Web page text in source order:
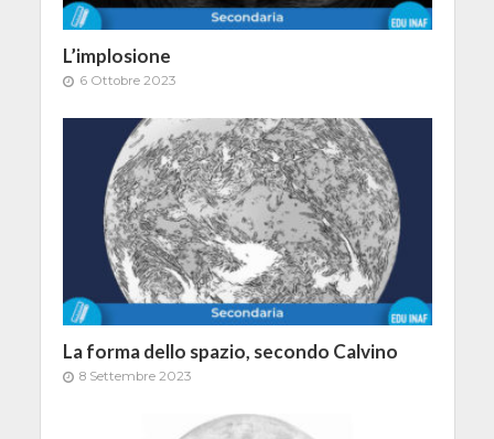
L’implosione
6 Ottobre 2023
La forma dello spazio, secondo Calvino
8 Settembre 2023